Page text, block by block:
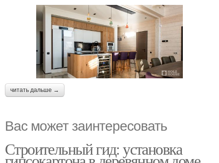
читать дальше →
Вас может заинтересовать
Строительный гид: установка